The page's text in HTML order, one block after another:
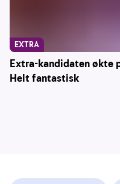
Extra-kandidaten økte
Helt fantastisk
EXTRA